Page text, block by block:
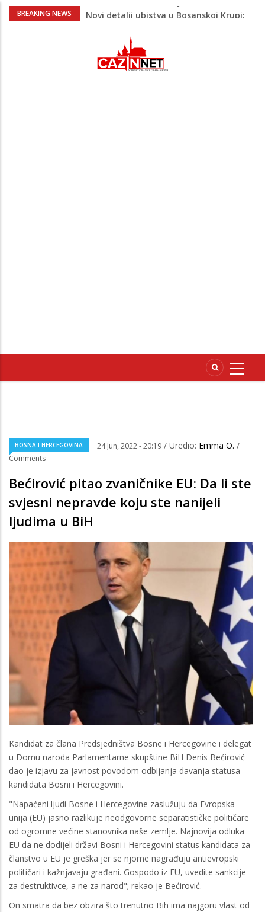
BREAKING NEWS
Novi detalji ubistva u Bosanskoj Krupi:
Na Ahiret preselila Bešić (rođ. Blažević)
Senija – Sena
BOSNA I HERCEGOVINA 24 Jun, 2022 - 20:19 / Uredio: Emma O. /
Comments
Bećirović pitao zvaničnike EU: Da li ste
svjesni nepravde koju ste nanijeli
ljudima u BiH
Kandidat za člana Predsjedništva Bosne i Hercegovine i delegat
u Domu naroda Parlamentarne skupštine BiH Denis Bećirović
dao je izjavu za javnost povodom odbijanja davanja statusa
kandidata Bosni i Hercegovini.
"Napaćeni ljudi Bosne i Hercegovine zaslužuju da Evropska
unija (EU) jasno razlikuje neodgovorne separatističke političare
od ogromne većine stanovnika naše zemlje. Najnovija odluka
EU da ne dodijeli državi Bosni i Hercegovini status kandidata za
članstvo u EU je greška jer se njome nagrađuju antievropski
političari i kažnjavaju građani. Gospodo iz EU, uvedite sankcije
za destruktivce, a ne za narod"; rekao je Bećirović.
On smatra da bez obzira što trenutno Bih ima najgoru vlast od